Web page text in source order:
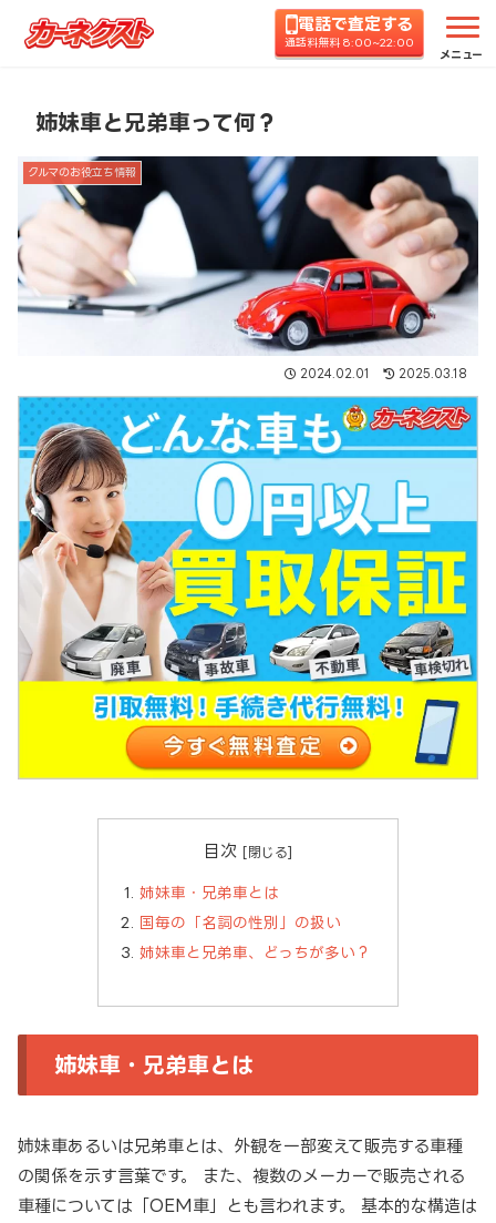
電話で査定する
通話料無料 8:00~22:00
メニュー
ホーム コラムTOP クルマのお役立ち情報 姉妹
姉妹車と兄弟車って何？
クルマのお役立ち情報
2024.02.01 2025.03.18
目次
姉妹車・兄弟車とは
国毎の「名詞の性別」の扱い
姉妹車と兄弟車、どっちが多い？
姉妹車・兄弟車とは
姉妹車あるいは兄弟車とは、外観を一部変えて販売する車種
の関係を示す言葉です。 また、複数のメーカーで販売される
車種については「OEM車」とも言われます。 基本的な構造は